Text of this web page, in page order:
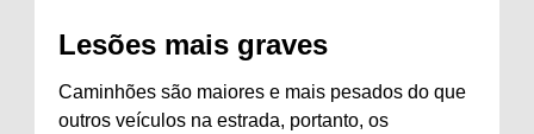
Lesões mais graves
Caminhões são maiores e mais pesados ​​do que
outros veículos na estrada, portanto, os